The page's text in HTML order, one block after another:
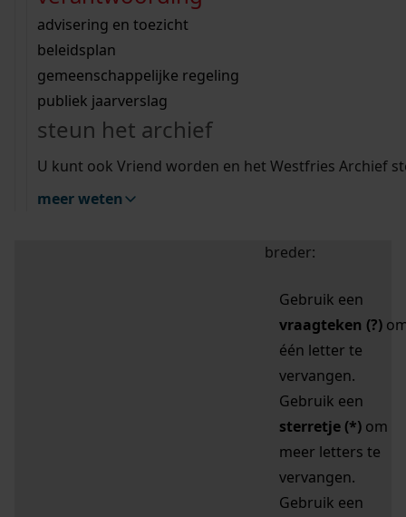
bouwvergunningen
omgevingsvergunningen
vergunningen
beeld en geluid
uitleg nodig?
Wij helpen u op weg met een aantal zoektips.
bekijk alle zoektips
Wij helpen u op weg met een aantal zoektips.
bekijk alle zoektips
bekijk ons geschiedenislokaal
advisering en toezicht
beleidsplan
gemeenschappelijke regeling
publiek jaarverslag
steun het archief
U kunt ook Vriend worden en het Westfries Archief
meer weten
zoektips
Mijn Studiezaal (inloggen)
uw zoekopdracht te
breder:
Gebruik een
vraagteken (?)
één letter te
vervangen.
Gebruik een
sterretje (*) om
meer letters te
vervangen.
Gebruik een